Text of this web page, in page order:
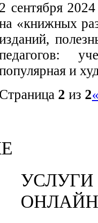
2 сентября
«книжных
и
Страница 2 из 2
УСЛУГИ
ОНЛАЙН